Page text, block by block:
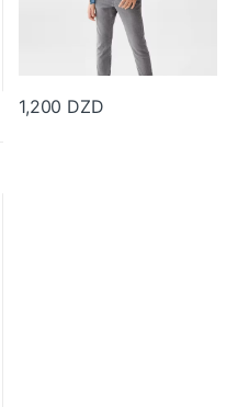
Les options peuvent être
1,200 DZD
Ce produit a plusieurs